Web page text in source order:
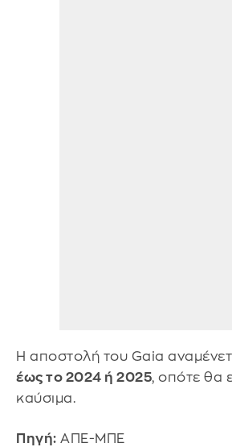
Η αποστολή του Gaia
έως το 2024 ή 2025, οπότε θα
καύσιμα.
Πηγή: ΑΠΕ-ΜΠΕ